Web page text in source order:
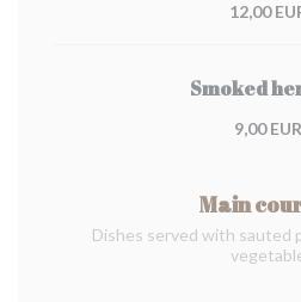
12,00
Smoked
9,00 EUR
Main
Dishes served with sauted